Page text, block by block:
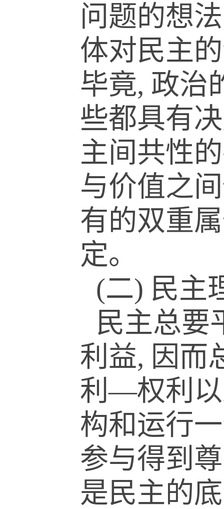
问题的想
体对民主
毕竟, 政治
些都具有
主间共性
与价值之
有的双重
定。
(二) 民主
民主总要
利益, 因而
利—权利
构和运行
参与得到
是民主的